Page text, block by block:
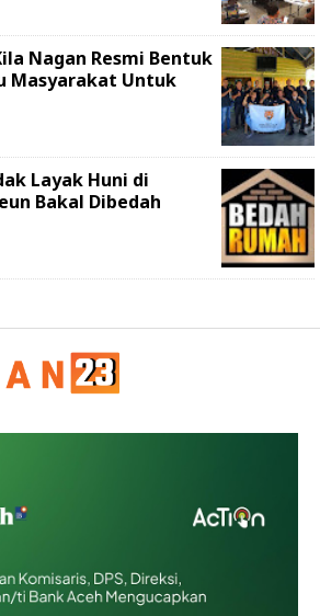
Nagan Resmi Bentuk
Masyarakat Untuk
Layak Huni di
Bakal Dibedah